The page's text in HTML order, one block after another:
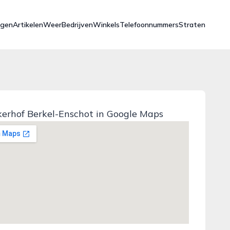
ArtikelenWeerBedrijvenWinkelsTelefoonnummersStraten
Berkel-Enschot in Google Maps